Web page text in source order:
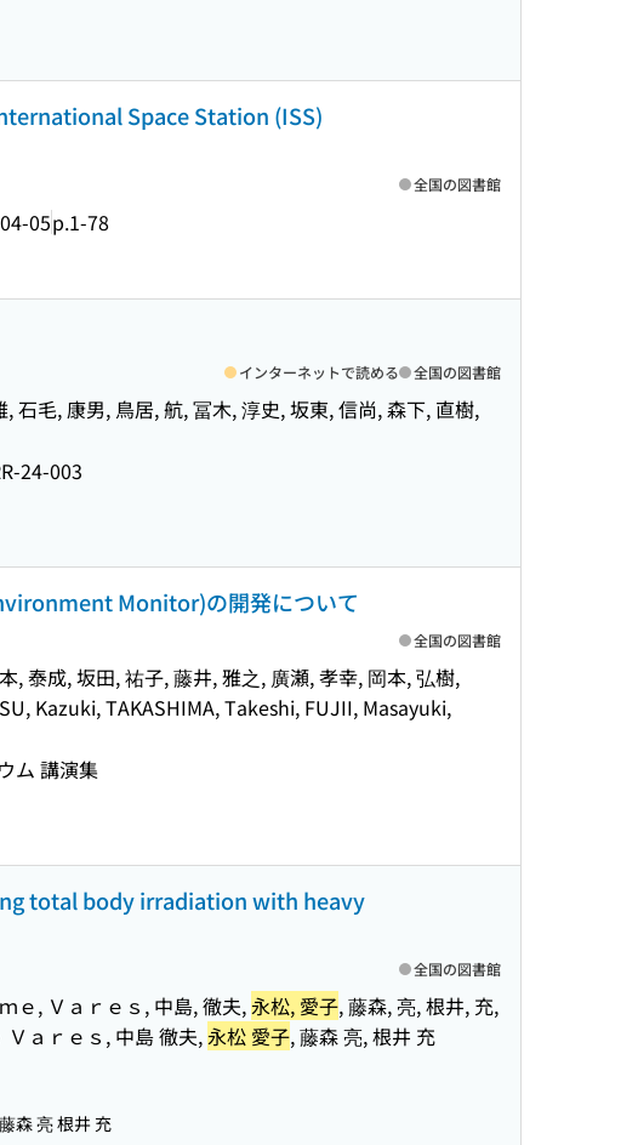
Space Station (ISS)
05p.1-78
全国の図書館
石毛, 康男, 鳥居, 航, 冨木, 淳史, 坂東, 信尚, 森下, 直樹,
24-003
インターネットで読める 全国の図書館
Monitor)の開発について
, 泰成, 坂田, 祐子, 藤井, 雅之, 廣瀬, 孝幸, 岡本, 弘樹,
Kazuki, TAKASHIMA, Takeshi, FUJII, Masayuki,
ム 講演集
全国の図書館
total body irradiation with heavy
ｅ, Ｖａｒｅｓ, 中島, 徹夫,永松, 愛子, 藤森, 亮, 根井, 充,
ａｒｅｓ, 中島 徹夫,永松 愛子, 藤森 亮, 根井 充
全国の図書館
藤森 亮 根井 充